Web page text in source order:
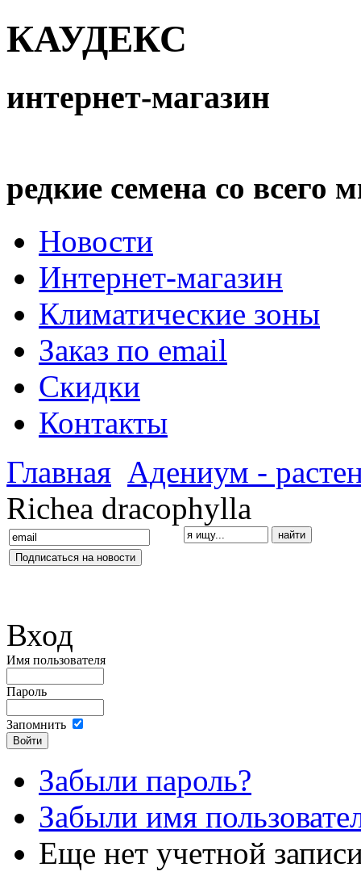
КАУДЕКС
интернет-магазин
редкие семена со всего
Новости
Интернет-магазин
Климатические зоны
Заказ по email
Скидки
Контакты
Главная Адениум -
Richea dracophylla
Вход
Имя пользователя
Пароль
Запомнить
Забыли пароль?
Забыли имя
Еще нет учетной